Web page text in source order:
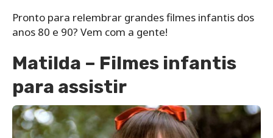
Pronto para relembrar grandes filmes infantis dos
anos 80 e 90? Vem com a gente!
Matilda – Filmes infantis
para assistir